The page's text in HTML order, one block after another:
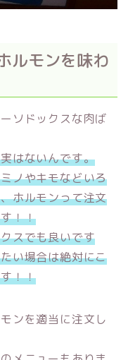
ルモンを味わ
ソドックスな肉ば
はないんです。
ノやキモなどいろ
ホルモンって注文
！！
スでも良いです
い場合は絶対にこ
！！
ンを適当に注文し